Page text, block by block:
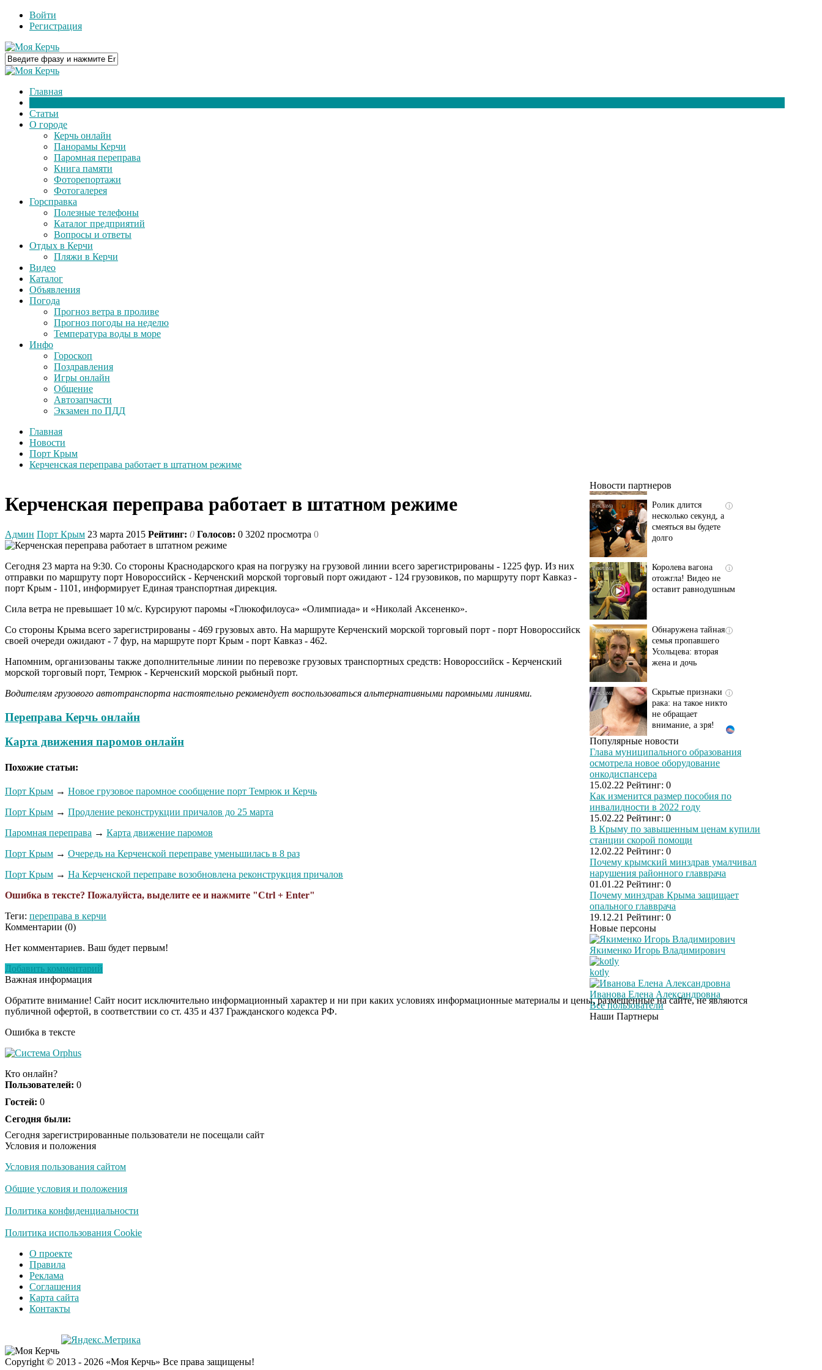
Войти
Регистрация
Главная
Статьи
О городе
Керчь онлайн
Панорамы Керчи
Паромная переправа
Книга памяти
Фоторепортажи
Фотогалерея
Горсправка
Полезные телефоны
Каталог предприятий
Вопросы и ответы
Отдых в Керчи
Пляжи в Керчи
Видео
Каталог
Объявления
Погода
Прогноз ветра в проливе
Прогноз погоды на неделю
Температура воды в море
Инфо
Гороскоп
Поздравления
Игры онлайн
Общение
Автозапчасти
Экзамен по ПДД
Главная
Новости
Порт Крым
Керченская переправа работает в штатном режиме
Керченская переправа работает в штатном режиме
Админ Порт Крым 23 марта 2015 Рейтинг: 0 Голосов: 0 3202 просмотра 0
Сегодня 23 марта на 9:30. Со стороны Краснодарского края на погрузку на грузовой линии всего зарегистрированы - 1225 фур. Из них
отправки по маршруту порт Новороссийск - Керченский морской торговый порт ожидают - 124 грузовиков, по маршруту порт Кавказ -
порт Крым - 1101, информирует Единая транспортная дирекция.
Сила ветра не превышает 10 м/с. Курсируют паромы «Глюкофилоуса» «Олимпиада» и «Николай Аксененко».
Со стороны Крыма всего зарегистрированы - 469 грузовых авто. На маршруте Керченский морской торговый порт - порт Новороссийск
своей очереди ожидают - 7 фур, на маршруте порт Крым - порт Кавказ - 462.
Напомним, организованы также дополнительные линии по перевозке грузовых транспортных средств: Новороссийск - Керченский
морской торговый порт, Темрюк - Керченский морской рыбный порт.
Водителям грузового автотранспорта настоятельно рекомендует воспользоваться альтернативными паромными линиями.
Переправа Керчь онлайн
Карта движения паромов онлайн
Похожие статьи:
Порт Крым → Новое грузовое паромное сообщение порт Темрюк и Керчь
Порт Крым → Продление реконструкции причалов до 25 марта
Паромная переправа → Карта движение паромов
Порт Крым → Очередь на Керченской переправе уменьшилась в 8 раз
Порт Крым → На Керченской переправе возобновлена реконструкция причалов
Ошибка в тексте? Пожалуйста, выделите ее и нажмите "Ctrl + Enter"
Теги: переправа в керчи
Комментарии (0)
Нет комментариев. Ваш будет первым!
Добавить комментарий
Новости партнеров
несколько секунд, а
смеяться вы будете
долго
отожгла! Видео не
оставит равнодушным
семья пропавшего
Усольцева: вторая
жена и дочь
рака: на такое никто
не обращает
внимание, а зря!
Этот танец невесты
оставит вас без слов!
Пересмотрела 10 раз
Ролик длится пару
секунд, но вы будете в
шоке от увиденного
Ржу не переставая, это
видео пересмотришь
не раз
Ролик из Омска: вы
будете смеяться долго
Публичный удар
Зеленскому от Кличко:
это настоящий вызов
Популярные новости
Глава муниципального образования
осмотрела новое оборудование
онкодиспансера
15.02.22Рейтинг:0
Как изменится размер пособия по
инвалидности в 2022 году
15.02.22Рейтинг:0
В Крыму по завышенным ценам купили
станции скорой помощи
12.02.22Рейтинг:0
Почему крымский минздрав умалчивал
нарушения районного главврача
01.01.22Рейтинг:0
Почему минздрав Крыма защищает
опального главврача
19.12.21Рейтинг:0
Новые персоны
Якименко Игорь Владимирович
kotly
Иванова Елена Александровна
Все пользователи
Наши Партнеры
Важная информация
Обратите внимание! Сайт носит исключительно информационный характер и ни при каких условиях информационные материалы и цены, размещенные на сайте, не являются
публичной офертой, в соответствии со ст. 435 и 437 Гражданского кодекса РФ.
Ошибка в тексте
Кто онлайн?
Пользователей: 0
Гостей: 0
Сегодня были:
Сегодня зарегистрированные пользователи не посещали сайт
Условия и положения
Условия пользования сайтом
Общие условия и положения
Политика конфиденциальности
Политика использования Cookie
О проекте
Правила
Реклама
Соглашения
Карта сайта
Контакты
Copyright © 2013 - 2026 «Моя Керчь» Все права защищены!